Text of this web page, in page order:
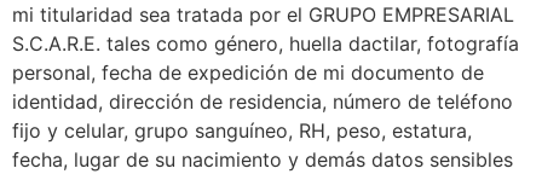
mi titularidad sea tratada por el GRUPO EMPRESARIAL
S.C.A.R.E. tales como género, huella dactilar, fotografía
personal, fecha de expedición de mi documento de
identidad, dirección de residencia, número de teléfono
fijo y celular, grupo sanguíneo, RH, peso, estatura,
fecha, lugar de su nacimiento y demás datos sensibles